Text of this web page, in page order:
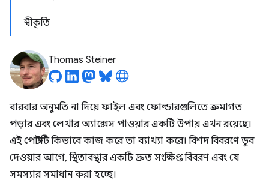
স্বীকৃতি
Thomas Steiner
বারবার অনুমতি না দিয়ে ফাইল এবং ফোল্ডারগুলিতে ক্রমাগত
পড়ার এবং লেখার অ্যাক্সেস পাওয়ার একটি উপায় এখন রয়েছে।
এই পোস্টটি কিভাবে কাজ করে তা ব্যাখ্যা করে। বিশদ বিবরণে ডুব
দেওয়ার আগে, স্থিতাবস্থার একটি দ্রুত সংক্ষিপ্ত বিবরণ এবং যে
সমস্যার সমাধান করা হচ্ছে।